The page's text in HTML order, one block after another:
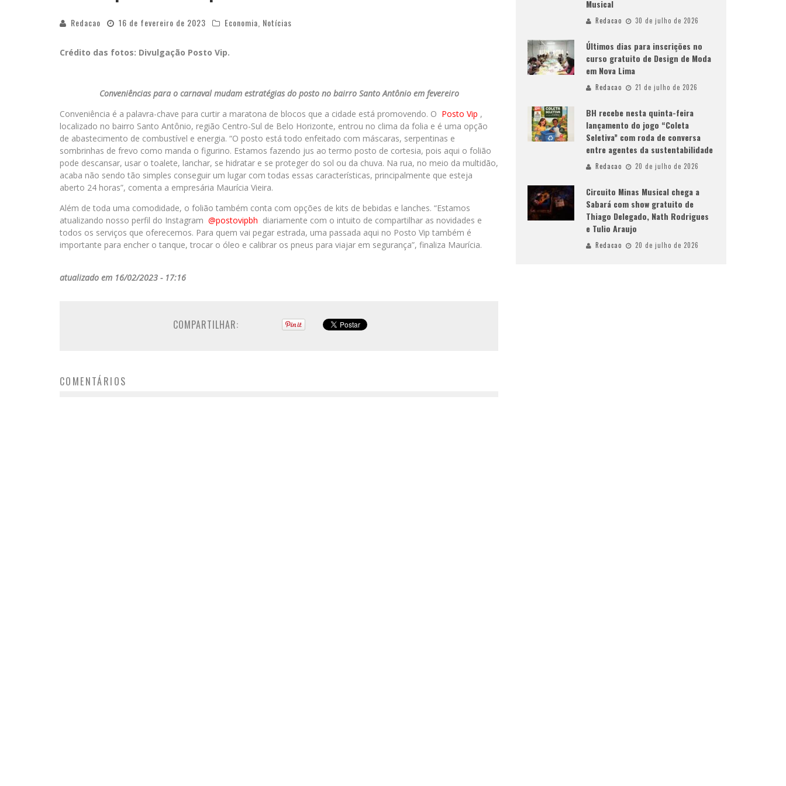
Redacao 16 de fevereiro de 2023 Economia Notícias
Crédito das fotos: Divulgação Posto Vip.
Conveniências para o carnaval mudam estratégias do posto no bairro Santo Antônio em fevereiro
Conveniência é a palavra-chave para curtir a maratona de blocos que a cidade está promovendo. O Posto Vip ,
localizado no bairro Santo Antônio, região Centro-Sul de Belo Horizonte, entrou no clima da folia e é uma opção
de abastecimento de combustível e energia. “O posto está todo enfeitado com máscaras, serpentinas e
sombrinhas de frevo como manda o figurino. Estamos fazendo jus ao termo posto de cortesia, pois aqui o folião
pode descansar, usar o toalete, lanchar, se hidratar e se proteger do sol ou da chuva. Na rua, no meio da multidão,
acaba não sendo tão simples conseguir um lugar com todas essas características, principalmente que esteja
aberto 24 horas”, comenta a empresária Maurícia Vieira.
Além de toda uma comodidade, o folião também conta com opções de kits de bebidas e lanches. “Estamos
atualizando nosso perfil do Instagram @postovipbh diariamente com o intuito de compartilhar as novidades e
todos os serviços que oferecemos. Para quem vai pegar estrada, uma passada aqui no Posto Vip também é
importante para encher o tanque, trocar o óleo e calibrar os pneus para viajar em segurança”, finaliza Maurícia.
atualizado em 16/02/2023 - 17:16
COMPARTILHAR:
COMENTÁRIOS
Musical
Redacao 30 de julho de 2026
Últimos dias para inscrições no
curso gratuito de Design de Moda
em Nova Lima
Redacao 21 de julho de 2026
BH recebe nesta quinta-feira
lançamento do jogo “Coleta
Seletiva” com roda de conversa
entre agentes da sustentabilidade
Redacao 20 de julho de 2026
Circuito Minas Musical chega a
Sabará com show gratuito de
Thiago Delegado, Nath Rodrigues
e Tulio Araujo
Redacao 20 de julho de 2026